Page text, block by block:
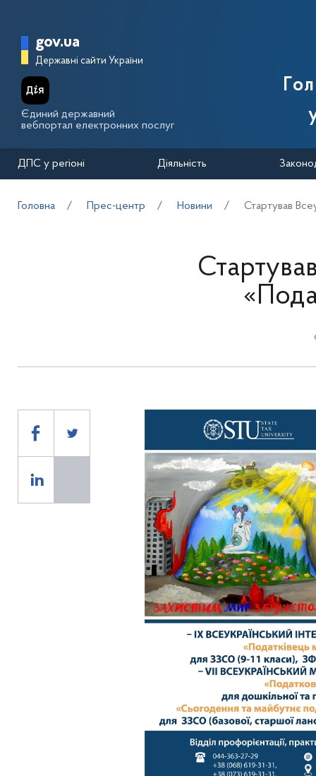
Головна сторінка Державної
gov.ua
Державні сайти України
Єдиний державний
вебпортал електронних послуг
ДПС у регіоні Діяльність
Головна Прес-центр Новини Стартував